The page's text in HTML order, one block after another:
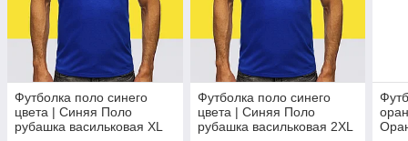
Футболка поло синего
цвета | Синяя Поло
рубашка васильковая XL
Футболка поло синего
цвета | Синяя Поло
рубашка васильковая 2XL